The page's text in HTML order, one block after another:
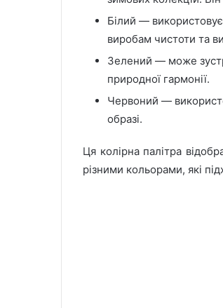
Білий —
виробам чистоти та
Зелений — може
природної гармонії.
Червоний —
образі.
Ця колірна палітра
різними кольорами, які